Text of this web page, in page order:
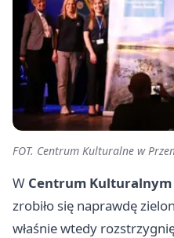
FOT. Centrum Kulturalne w
W Centrum Kulturalnym
zrobiło się naprawdę
właśnie wtedy